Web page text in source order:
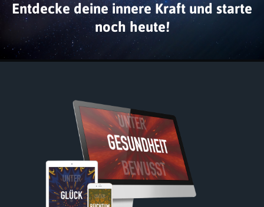
Entdecke deine innere Kraft und starte
noch heute!